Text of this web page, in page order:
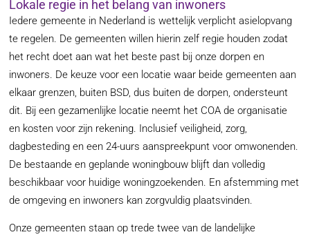
Lokale regie in het belang van inwoners
Iedere gemeente in Nederland is wettelijk verplicht asielopvang
te regelen. De gemeenten willen hierin zelf regie houden zodat
het recht doet aan wat het beste past bij onze dorpen en
inwoners. De keuze voor een locatie waar beide gemeenten aan
elkaar grenzen, buiten BSD, dus buiten de dorpen, ondersteunt
dit. Bij een gezamenlijke locatie neemt het COA de organisatie
en kosten voor zijn rekening. Inclusief veiligheid, zorg,
dagbesteding en een 24-uurs aanspreekpunt voor omwonenden.
De bestaande en geplande woningbouw blijft dan volledig
beschikbaar voor huidige woningzoekenden. En afstemming met
de omgeving en inwoners kan zorgvuldig plaatsvinden.
Onze gemeenten staan op trede twee van de landelijke